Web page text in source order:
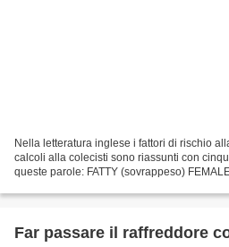
Nella letteratura inglese i fattori di rischio
calcoli alla colecisti sono riassunti con
queste parole: FATTY (sovrappeso)
Far passare il raffreddore